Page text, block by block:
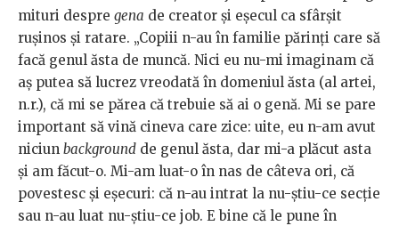
mituri despre gena de creator și eșecul ca sfârșit
rușinos și ratare. „Copiii n-au în familie părinți care să
facă genul ăsta de muncă. Nici eu nu-mi imaginam că
aș putea să lucrez vreodată în domeniul ăsta (al artei,
n.r.), că mi se părea că trebuie să ai o genă. Mi se pare
important să vină cineva care zice: uite, eu n-am avut
niciun background de genul ăsta, dar mi-a plăcut asta
și am făcut-o. Mi-am luat-o în nas de câteva ori, că
povestesc și eșecuri: că n-au intrat la nu-știu-ce secție
sau n-au luat nu-știu-ce job. E bine că le pune în